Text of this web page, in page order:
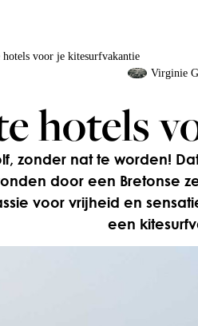
hotels voor je kitesurfvakantie
Virginie
hotels
zonder nat te worden!
door een Bretonse
voor vrijheid en
een